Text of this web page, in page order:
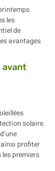
les
de
avantages
avant
solaire.
profiter
les premiers